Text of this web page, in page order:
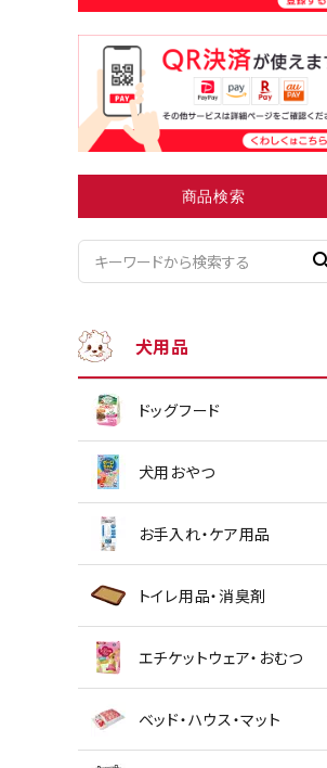
小型犬にオススメ
商品検索
犬用品
ドッグフード
犬用おやつ
お手入れ・ケア用品
トイレ用品・消臭剤
エチケットウェア・おむつ
ベッド・ハウス・マット